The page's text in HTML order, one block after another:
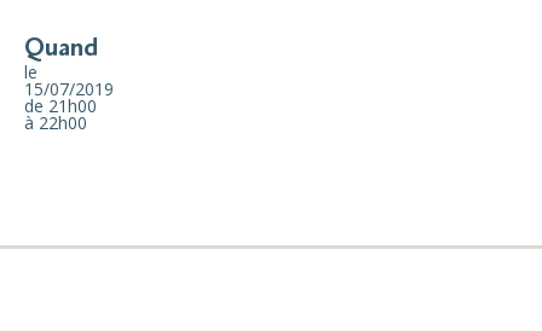
Quand
le
15/07/2019
de 21h00
à 22h00